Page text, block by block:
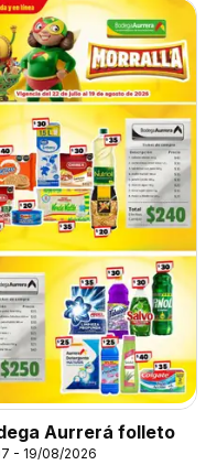
Aurrerá folleto
- 19/08/2026